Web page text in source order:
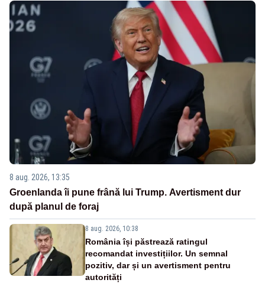
8 aug. 2026, 13:35
Groenlanda îi pune frână lui Trump. Avertisment dur
după planul de foraj
8 aug. 2026, 10:38
România își păstrează ratingul
recomandat investițiilor. Un semnal
pozitiv, dar și un avertisment pentru
autorități